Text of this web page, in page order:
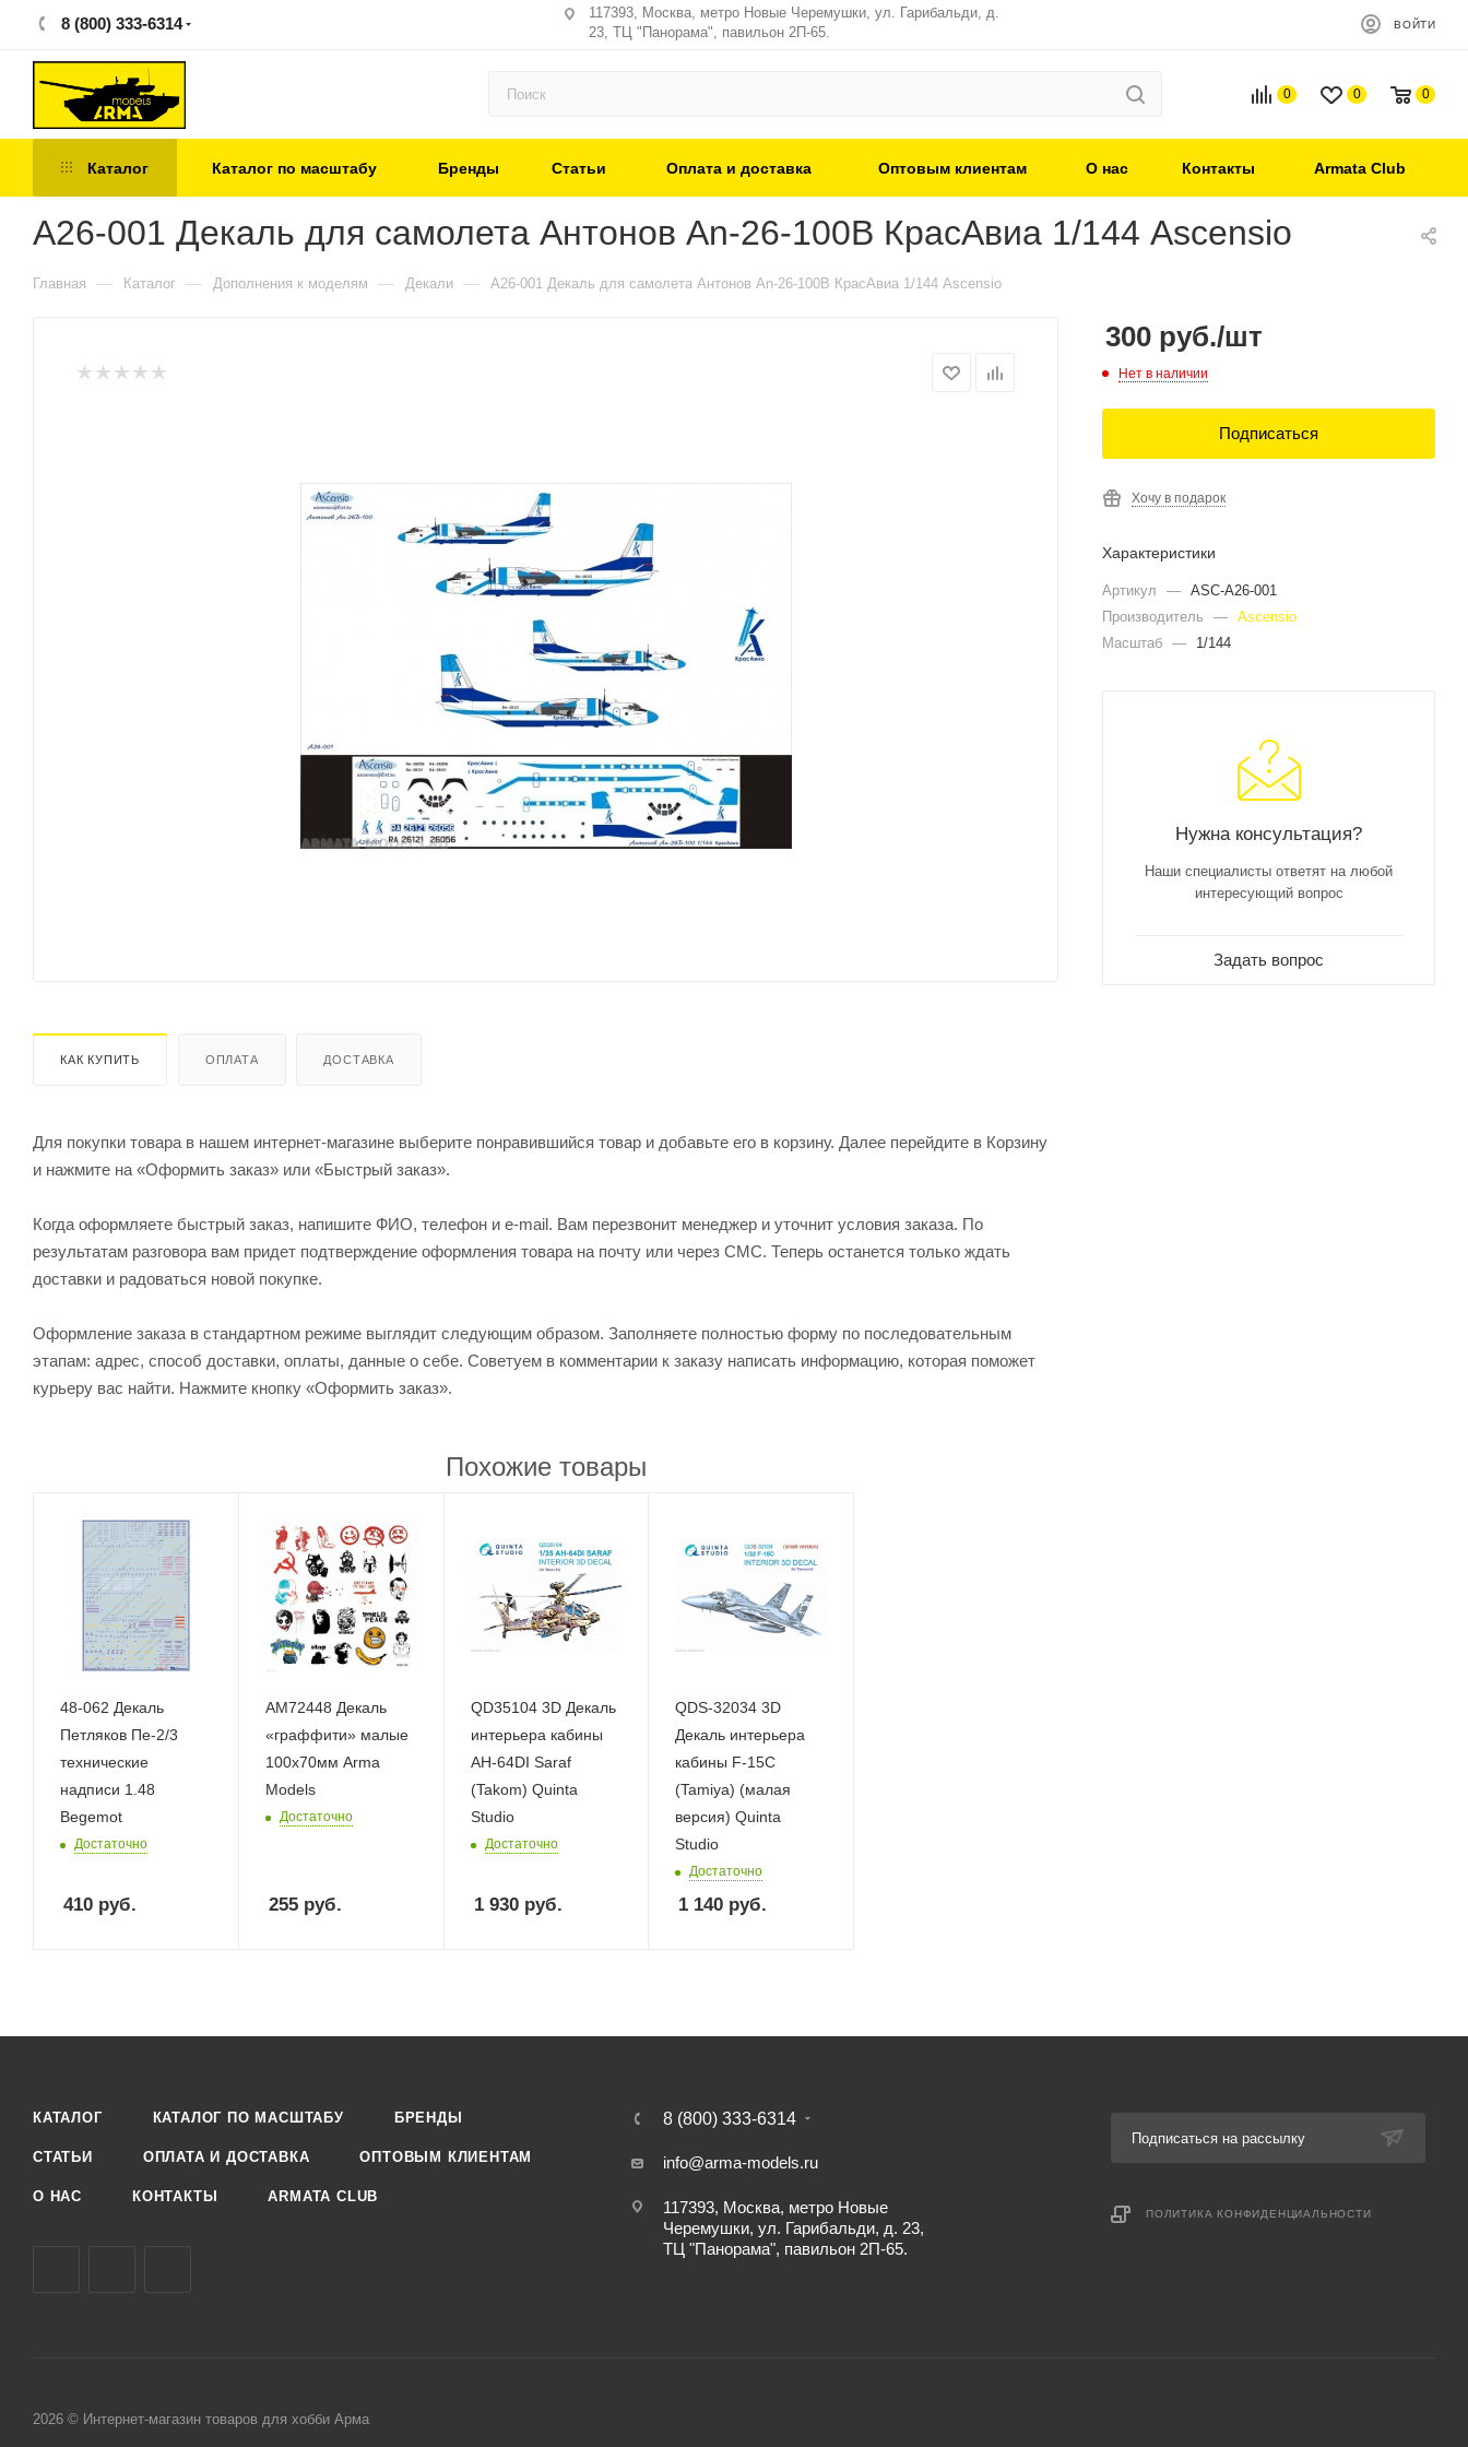
8 (800) 333-6314
117393, Москва, метро Новые Черемушки, ул. Гарибальди, д.
23, ТЦ "Панорама", павильон 2П-65.
ВОЙТИ
0 0 0
Каталог Каталог по масштабу Бренды Статьи Оплата и доставка Оптовым клиентам О нас Контакты Armata Club
А26-001 Декаль для самолета Антонов An-26-100B КрасАвиа 1/144 Ascensio
Главная — Каталог — Дополнения к моделям — Декали — А26-001 Декаль для самолета Антонов An-26-100B КрасАвиа 1/144 Ascensio
КАК КУПИТЬ ОПЛАТА ДОСТАВКА
Для покупки товара в нашем интернет-магазине выберите понравившийся товар и добавьте его в корзину. Далее перейдите в Корзину
и нажмите на «Оформить заказ» или «Быстрый заказ».
Когда оформляете быстрый заказ, напишите ФИО, телефон и e-mail. Вам перезвонит менеджер и уточнит условия заказа. По
результатам разговора вам придет подтверждение оформления товара на почту или через СМС. Теперь останется только ждать
доставки и радоваться новой покупке.
Оформление заказа в стандартном режиме выглядит следующим образом. Заполняете полностью форму по последовательным
этапам: адрес, способ доставки, оплаты, данные о себе. Советуем в комментарии к заказу написать информацию, которая поможет
курьеру вас найти. Нажмите кнопку «Оформить заказ».
Похожие товары
48-062 Декаль
Петляков Пе-2/3
технические
надписи 1.48
Begemot
Достаточно
410 руб.
AM72448 Декаль
«граффити» малые
100х70мм Arma
Models
Достаточно
255руб.
QD35104 3D Декаль
интерьера кабины
AH-64DI Saraf
(Takom) Quinta
Studio
Достаточно
1 930руб.
QDS-32034 3D
Декаль интерьера
кабины F-15C
(Tamiya) (малая
версия) Quinta
Studio
Достаточно
1 140 руб.
300 руб./шт
Нет в наличии
Подписаться
Хочу в подарок
Характеристики
Артикул — ASC-А26-001
Производитель
— Ascensio
Масштаб — 1/144
Нужна консультация?
Наши специалисты ответят на любой
интересующий вопрос
Задать вопрос
КАТАЛОГ КАТАЛОГ ПО МАСШТАБУ БРЕНДЫ
СТАТЬИ ОПЛАТА И ДОСТАВКА ОПТОВЫМ КЛИЕНТАМ
О НАС КОНТАКТЫ ARMATA CLUB
8 (800) 333-6314
info@arma-models.ru
117393, Москва, метро Новые
Черемушки, ул. Гарибальди, д. 23,
ТЦ "Панорама", павильон 2П-65.
Подписаться на рассылку
ПОЛИТИКА КОНФИДЕНЦИАЛЬНОСТИ
2026 © Интернет-магазин товаров для хобби Арма